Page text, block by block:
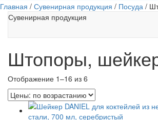
Главная / Сувенирная продукция / Посуда /
Сувенирная продукция
Штопоры,
Отображение 1–16 из 6